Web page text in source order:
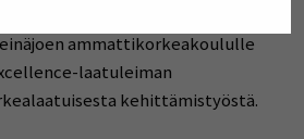
ammattikorkeakoululle
laatuleiman
kehittämistyöstä.